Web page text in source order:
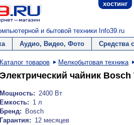
хостинг
и бытовой техники Info39.ru
Аудио, Видео, Фото Средства
Каталог товаров Мелкобытовая техника
Электрический чайник Bosch
Мощность: 2400 Вт
Емкость: 1 л
Бренд:
Bosch
Гарантия: 12 месяцев